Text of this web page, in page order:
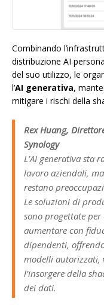
Combinando
distribuzione AI
del suo utilizzo, le
l’AI generativa,
mitigare i rischi della
Rex Huang,
Synology
L’AI generativa sta
lavoro aziendali,
restano
Le soluzioni di
sono progettate
aumentare con
dipendenti,
modelli autorizzati,
l’insorgere della
dei dati.